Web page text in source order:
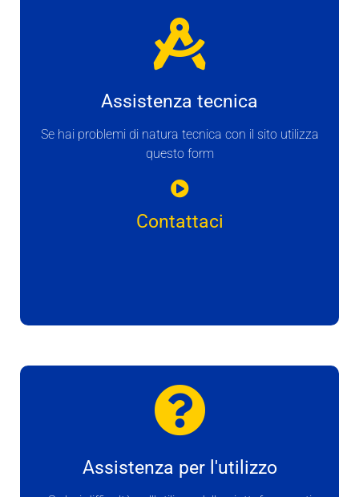
Assistenza tecnica
Se hai problemi di natura tecnica con il sito utilizza
questo form
Contattaci
Assistenza per l'utilizzo